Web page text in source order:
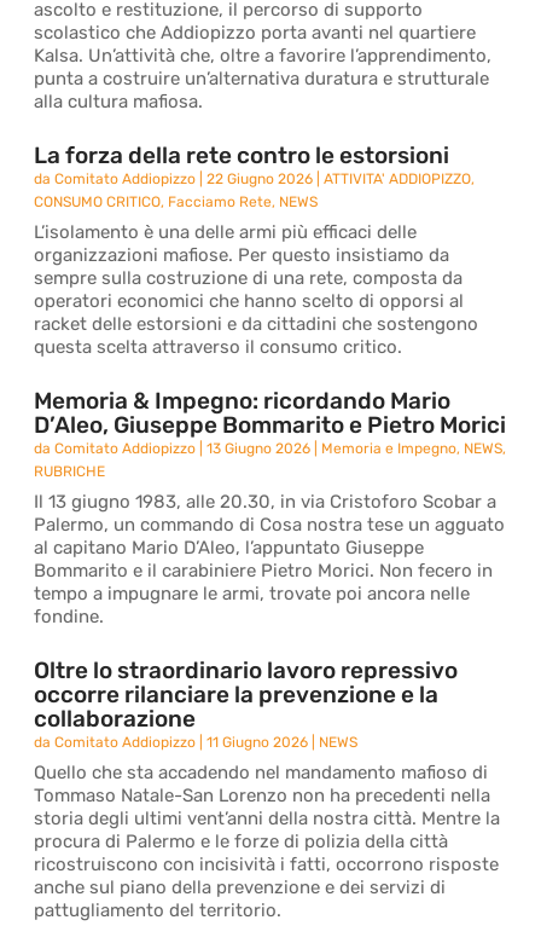
ascolto e restituzione, il percorso di supporto
scolastico che Addiopizzo porta avanti nel quartiere
Kalsa. Un’attività che, oltre a favorire l’apprendimento,
punta a costruire un’alternativa duratura e strutturale
alla cultura mafiosa.
La forza della rete contro le estorsioni
daComitato Addiopizzo |22 Giugno 2026 |ATTIVITA' ADDIOPIZZO,
CONSUMO CRITICO, Facciamo Rete, NEWS
L’isolamento è una delle armi più efficaci delle
organizzazioni mafiose. Per questo insistiamo da
sempre sulla costruzione di una rete, composta da
operatori economici che hanno scelto di opporsi al
racket delle estorsioni e da cittadini che sostengono
questa scelta attraverso il consumo critico.
Memoria & Impegno: ricordando Mario
D’Aleo, Giuseppe Bommarito e Pietro Morici
daComitato Addiopizzo |13 Giugno 2026 Memoria e Impegno, NEWS,
RUBRICHE
Il 13 giugno 1983, alle 20.30, in via Cristoforo Scobar a
Palermo, un commando di Cosa nostra tese un agguato
al capitano Mario D’Aleo, l’appuntato Giuseppe
Bommarito e il carabiniere Pietro Morici. Non fecero in
tempo a impugnare le armi, trovate poi ancora nelle
fondine.
Oltre lo straordinario lavoro repressivo
occorre rilanciare la prevenzione e la
collaborazione
daComitato Addiopizzo |11 Giugno 2026 NEWS
Quello che sta accadendo nel mandamento mafioso di
Tommaso Natale-San Lorenzo non ha precedenti nella
storia degli ultimi vent’anni della nostra città. Mentre la
procura di Palermo e le forze di polizia della città
ricostruiscono con incisività i fatti, occorrono risposte
anche sul piano della prevenzione e dei servizi di
pattugliamento del territorio.